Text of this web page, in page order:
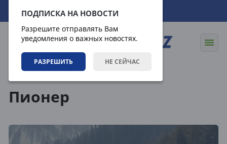
ПОДПИСКА НА НОВОСТИ
Разрешите отправлять Вам
уведомления о важных новостях.
РАЗРЕШИТЬ НЕ СЕЙЧАС
06.08.2026 18:09:57
Пионер